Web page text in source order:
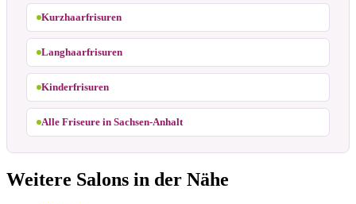
Kurzhaarfrisuren
Langhaarfrisuren
Kinderfrisuren
Alle Friseure in Sachsen-Anhalt
Weitere Salons in der Nähe